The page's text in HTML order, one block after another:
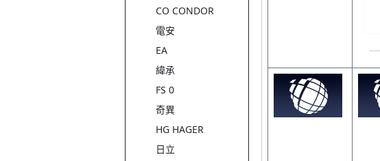
CO CONDOR
電安
EA
緯承
FS 0
奇異
HG HAGER
日立